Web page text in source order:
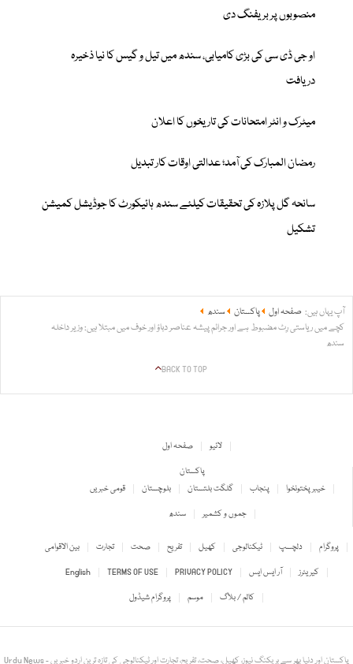
منصوبوں پر بریفنگ دی
او جی ڈی سی کی بڑی کامیابی، سندھ میں تیل و گیس کا نیا ذخیرہ
دریافت
میٹرک و انٹر امتحانات کی تاریخوں کا اعلان
رمضان المبارک کی آمد؛ عدالتی اوقات کار تبدیل
سانحہ گل پلازہ کی تحقیقات کیلئے سندھ ہائیکورٹ کا جوڈیشل کمیشن
تشکیل
آپ یہاں ہیں: صفحہ اول پاکستان
سندھ
کچے میں ریاستی رِٹ مضبوط ہے اور جرائم پیشہ عناصر دباؤ اور خوف میں مبتلا ہیں: وزیر داخلہ
سندھ
BACK TO TOP
صفحہ اول
لائیو
پاکستان
قومی خبریں
بلوچستان گلگت بلتستان پنجاب
خیبر پختونخوا
سندھ
جموں و کشمیر
بین الاقوامی تجارت صحت تفریح کھیل ٹیکنالوجی دلچسپ
پروگرام
English
TERMS OF USE PRIVACY POLICY آر ایس ایس
کیریئرز
پروگرام شیڈول
موسم کالم / بلاگ
Urdu News - پاکستان اور دنیا بھر سے بریکنگ نیوز، کھیل، صحت، تفریح، تجارت اور ٹیکنالوجی کی تازہ ترین اردو خبریں